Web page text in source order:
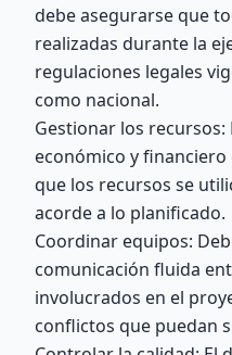
debe asegurarse que
realizadas durante la
regulaciones legales
como nacional.
Gestionar los
económico y
que los recursos se
acorde a lo planificado.
Coordinar equipos:
comunicación fluida
involucrados en el
conflictos que puedan